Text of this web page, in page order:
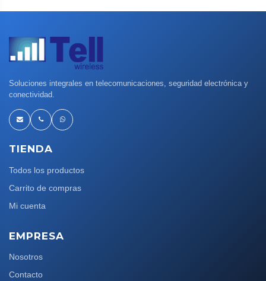
Soluciones integrales en telecomunicaciones, seguridad electrónica y
conectividad.
TIENDA
Todos los productos
Carrito de compras
Mi cuenta
EMPRESA
Nosotros
Contacto